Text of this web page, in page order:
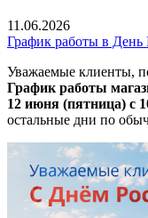
11.06.2026
График работы в
Уважаемые клиенты,
График работы
12 июня (пятница) с
остальные дни по